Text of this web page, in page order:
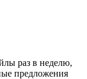
раз в неделю,
предложения